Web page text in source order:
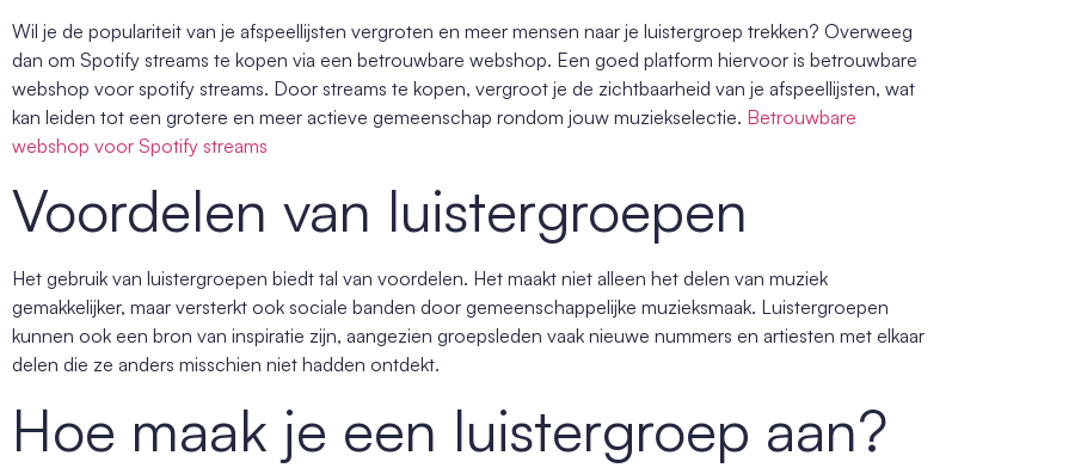
Wil je de populariteit van je afspeellijsten vergroten en meer mensen naar je luistergroep trekken? Overweeg
dan om Spotify streams te kopen via een betrouwbare webshop. Een goed platform hiervoor is betrouwbare
webshop voor spotify streams. Door streams te kopen, vergroot je de zichtbaarheid van je afspeellijsten, wat
kan leiden tot een grotere en meer actieve gemeenschap rondom jouw muziekselectie. Betrouwbare
webshop voor Spotify streams
Voordelen van luistergroepen
Het gebruik van luistergroepen biedt tal van voordelen. Het maakt niet alleen het delen van muziek
gemakkelijker, maar versterkt ook sociale banden door gemeenschappelijke muzieksmaak. Luistergroepen
kunnen ook een bron van inspiratie zijn, aangezien groepsleden vaak nieuwe nummers en artiesten met elkaar
delen die ze anders misschien niet hadden ontdekt.
Hoe maak je een luistergroep aan?